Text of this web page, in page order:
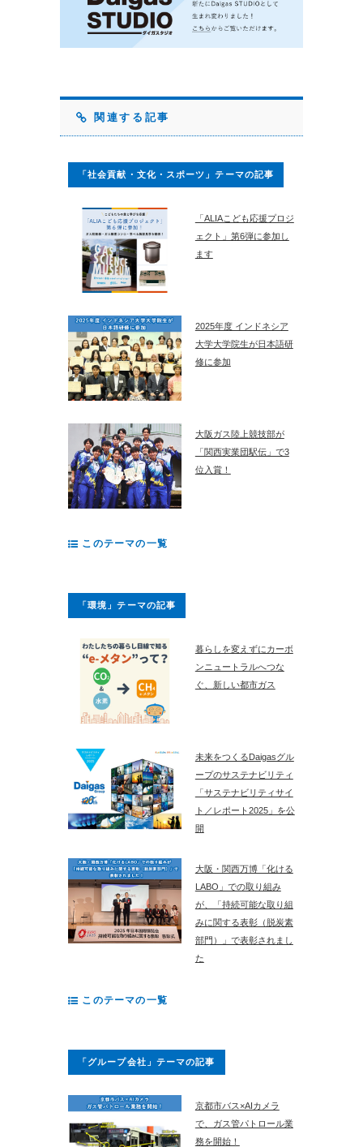
関連する記事
「社会貢献・文化・スポーツ」テーマの記事
「ALIAこども応援プロジ
ェクト」第6弾に参加し
ます
2025年度 インドネシア
大学大学院生が日本語研
修に参加
大阪ガス陸上競技部が
「関西実業団駅伝」で3
位入賞！
このテーマの一覧
「環境」テーマの記事
暮らしを変えずにカーボ
ンニュートラルへつな
ぐ、新しい都市ガス
未来をつくるDaigasグル
ープのサステナビリティ
「サステナビリティサイ
ト／レポート2025」を公
開
大阪・関西万博「化ける
LABO」での取り組み
が、「持続可能な取り組
みに関する表彰（脱炭素
部門）」で表彰されまし
た
このテーマの一覧
「グループ会社」テーマの記事
京都市バス×AIカメラ
で、ガス管パトロール業
務を開始！